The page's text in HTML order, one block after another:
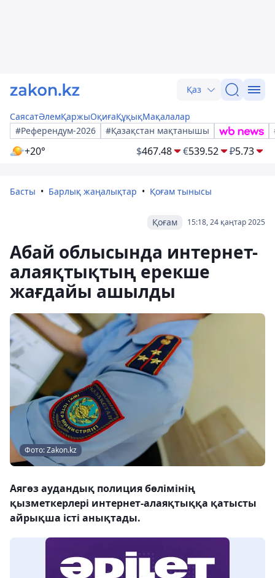
Қаз
СаясатӘлемҚаржыОқиғаҚұқықМақалалар
#Референдум-2026
#Қазақстан мақтанышы
+20° $467.48 €539.52 ₽5.73
Басты Барлық жаңалықтар Қоғам тынысы
15:18, 24 қаңтар 2025
Қоғам
Абай облысында интернет-
алаяқтықтың ерекше
жағдайы ашылды
Фото: Zakon.kz
Аягөз аудандық полиция бөлімінің
қызметкерлері интернет-алаяқтыққа қатысты
айрықша істі анықтады.